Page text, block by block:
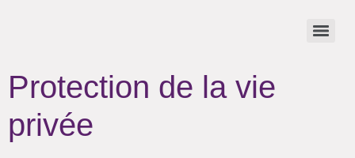
Protection de la vie
privée